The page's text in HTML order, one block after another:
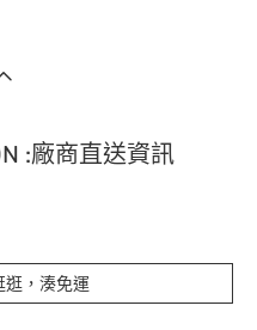
:廠商直送資訊
逛，湊免運